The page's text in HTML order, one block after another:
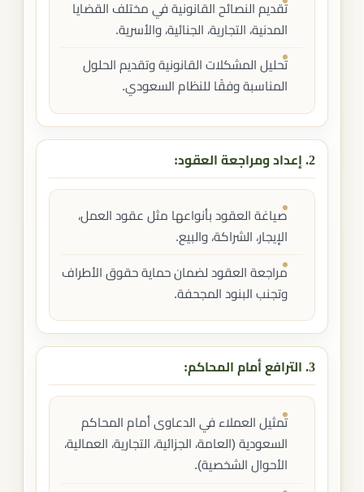
تقديم النصائح القانونية في مختلف القضايا
المدنية، التجارية، الجنائية، والأسرية.
تحليل المشكلات القانونية وتقديم الحلول
المناسبة وفقًا للنظام السعودي.
2. إعداد ومراجعة العقود:
صياغة العقود بأنواعها مثل عقود العمل،
الإيجار، الشراكة، والبيع.
مراجعة العقود لضمان حماية حقوق الأطراف
وتجنب البنود المجحفة.
3. الترافع أمام المحاكم:
تمثيل العملاء في الدعاوى أمام المحاكم
السعودية (العامة، الجزائية، التجارية، العمالية،
الأحوال الشخصية).